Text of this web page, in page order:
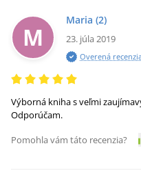
M
Maria (2)
23. júla 2019
Overená
Výborná kniha s veľmi
Odporúčam.
Pomohla vám táto recenzia?